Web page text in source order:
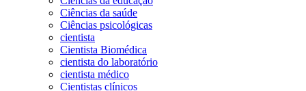
Ciências da saúde
Ciências psicológicas
cientista
Cientista Biomédica
cientista do laboratório
cientista médico
Cientistas clínicos